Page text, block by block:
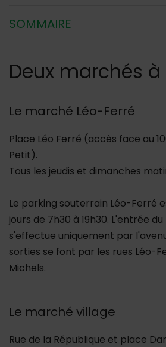
SOMMAIRE
Deux marchés
Le marché Léo-Ferré
Place Léo Ferré (accès face au
Petit).
Tous les jeudis et dimanches
Le parking souterrain Léo-Ferré
jours de 7h30 à 19h30. L'entrée
s'effectue uniquement par
sorties se font par les rues Léo-
Michels.
Le marché village
Rue de la République et place